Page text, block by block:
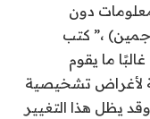
دون
،” كتب
ما يقوم
لأغراض تشخيصية
يظل هذا التغيير